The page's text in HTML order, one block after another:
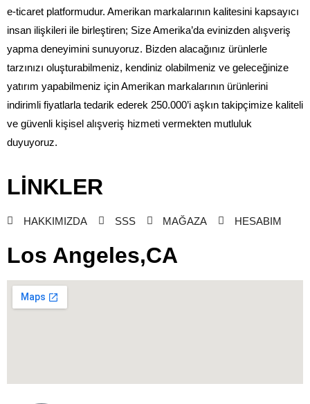
e-ticaret platformudur. Amerikan markalarının kalitesini kapsayıcı
insan ilişkileri ile birleştiren; Size Amerika’da evinizden alışveriş
yapma deneyimini sunuyoruz. Bizden alacağınız ürünlerle
tarzınızı oluşturabilmeniz, kendiniz olabilmeniz ve geleceğinize
yatırım yapabilmeniz için Amerikan markalarının ürünlerini
indirimli fiyatlarla tedarik ederek 250.000’i aşkın takipçimize kaliteli
ve güvenli kişisel alışveriş hizmeti vermekten mutluluk
duyuyoruz.
LİNKLER
HAKKIMIZDA SSS MAĞAZA HESABIM
Los Angeles,CA